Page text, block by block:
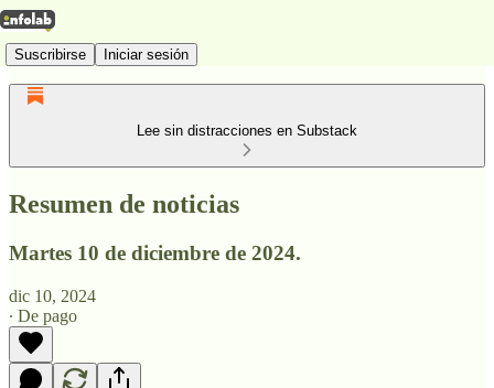
Suscribirse Iniciar sesión
Lee sin distracciones en Substack
Resumen de noticias
Martes 10 de diciembre de 2024.
dic 10, 2024
∙ De pago